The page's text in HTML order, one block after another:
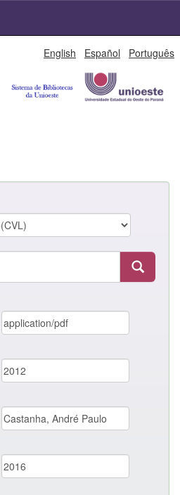
English Español Português